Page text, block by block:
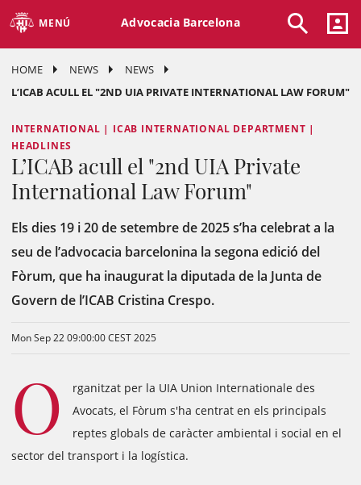
MENÚ Advocacia Barcelona
HOME NEWS
NEWS
L’ICAB ACULL EL "2ND UIA PRIVATE INTERNATIONAL LAW FORUM"
INTERNATIONAL | ICAB INTERNATIONAL DEPARTMENT |
HEADLINES
L’ICAB acull el "2nd UIA Private
International Law Forum"
Els dies 19 i 20 de setembre de 2025 s’ha celebrat a la
seu de l’advocacia barcelonina la segona edició del
Fòrum, que ha inaugurat la diputada de la Junta de
Govern de l’ICAB Cristina Crespo.
Mon Sep 22 09:00:00 CEST 2025
O
rganitzat per la UIA Union Internationale des
Avocats, el Fòrum s'ha centrat en els principals
reptes globals de caràcter ambiental i social en el
sector del transport i la logística.